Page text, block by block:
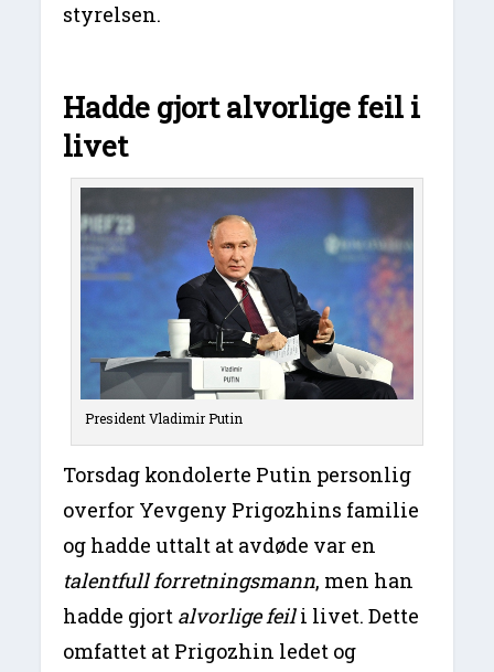
styrelsen.
Hadde gjort alvorlige feil i
livet
President Vladimir Putin
Torsdag kondolerte Putin personlig
overfor Yevgeny Prigozhins familie
og hadde uttalt at avdøde var en
talentfull forretningsmann, men han
hadde gjort alvorligefeili livet. Dette
omfattet at Prigozhin ledet og